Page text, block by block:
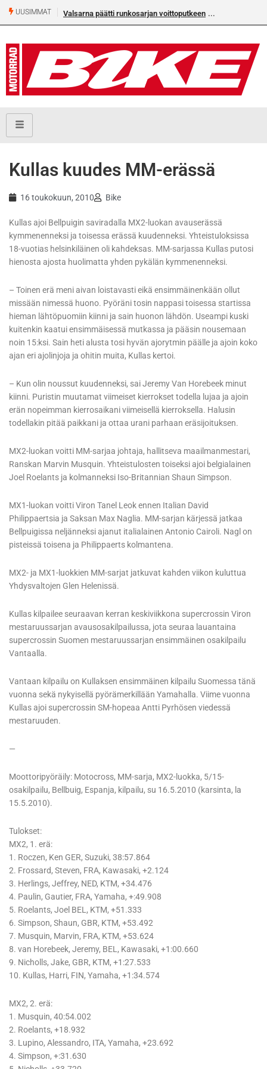
UUSIMMAT Valsarna päätti runkosarjan voittoputkeen
Kullas kuudes MM-erässä
16 toukokuun, 2010 Bike
Kullas ajoi Bellpuigin saviradalla MX2-luokan avauserässä
kymmenenneksi ja toisessa erässä kuudenneksi. Yhteistuloksissa
18-vuotias helsinkiläinen oli kahdeksas. MM-sarjassa Kullas putosi
hienosta ajosta huolimatta yhden pykälän kymmenenneksi.
– Toinen erä meni aivan loistavasti eikä ensimmäinenkään ollut
missään nimessä huono. Pyöräni tosin nappasi toisessa startissa
hieman lähtöpuomiin kiinni ja sain huonon lähdön. Useampi kuski
kuitenkin kaatui ensimmäisessä mutkassa ja pääsin nousemaan
noin 15:ksi. Sain heti alusta tosi hyvän ajorytmin päälle ja ajoin koko
ajan eri ajolinjoja ja ohitin muita, Kullas kertoi.
– Kun olin noussut kuudenneksi, sai Jeremy Van Horebeek minut
kiinni. Puristin muutamat viimeiset kierrokset todella lujaa ja ajoin
erän nopeimman kierrosaikani viimeisellä kierroksella. Halusin
todellakin pitää paikkani ja ottaa urani parhaan eräsijoituksen.
MX2-luokan voitti MM-sarjaa johtaja, hallitseva maailmanmestari,
Ranskan Marvin Musquin. Yhteistulosten toiseksi ajoi belgialainen
Joel Roelants ja kolmanneksi Iso-Britannian Shaun Simpson.
MX1-luokan voitti Viron Tanel Leok ennen Italian David
Philippaertsia ja Saksan Max Naglia. MM-sarjan kärjessä jatkaa
Bellpuigissa neljänneksi ajanut italialainen Antonio Cairoli. Nagl on
pisteissä toisena ja Philippaerts kolmantena.
MX2- ja MX1-luokkien MM-sarjat jatkuvat kahden viikon kuluttua
Yhdysvaltojen Glen Helenissä.
Kullas kilpailee seuraavan kerran keskiviikkona supercrossin Viron
mestaruussarjan avausosakilpailussa, jota seuraa lauantaina
supercrossin Suomen mestaruussarjan ensimmäinen osakilpailu
Vantaalla.
Vantaan kilpailu on Kullaksen ensimmäinen kilpailu Suomessa tänä
vuonna sekä nykyisellä pyörämerkillään Yamahalla. Viime vuonna
Kullas ajoi supercrossin SM-hopeaa Antti Pyrhösen viedessä
mestaruuden.
—
Moottoripyöräily: Motocross, MM-sarja, MX2-luokka, 5/15-
osakilpailu, Bellbuig, Espanja, kilpailu, su 16.5.2010 (karsinta, la
15.5.2010).
Tulokset:
MX2, 1. erä:
1. Roczen, Ken GER, Suzuki, 38:57.864
2. Frossard, Steven, FRA, Kawasaki, +2.124
3. Herlings, Jeffrey, NED, KTM, +34.476
4. Paulin, Gautier, FRA, Yamaha, +:49.908
5. Roelants, Joel BEL, KTM, +51.333
6. Simpson, Shaun, GBR, KTM, +53.492
7. Musquin, Marvin, FRA, KTM, +53.624
8. van Horebeek, Jeremy, BEL, Kawasaki, +1:00.660
9. Nicholls, Jake, GBR, KTM, +1:27.533
10. Kullas, Harri, FIN, Yamaha, +1:34.574
MX2, 2. erä:
1. Musquin, 40:54.002
2. Roelants, +18.932
3. Lupino, Alessandro, ITA, Yamaha, +23.692
4. Simpson, +:31.630